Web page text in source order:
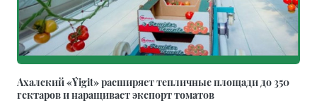
Ахалский «Ýigit» расширяет тепличные площади до 350
гектаров и наращивает экспорт томатов